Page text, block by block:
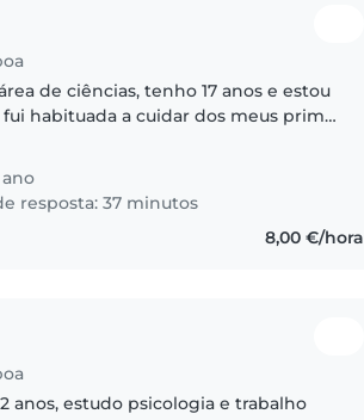
de ciências, tenho 17 anos e estou
fui habituada a cuidar dos meus primos
ano
resposta: 37 minutos
8,00 €/hora
anos, estudo psicologia e trabalho